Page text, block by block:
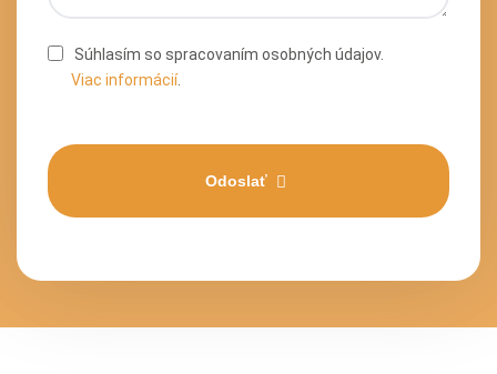
Súhlasím so spracovaním osobných údajov.
Viac informácií.
Odoslať